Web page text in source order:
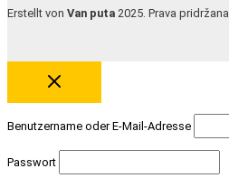
Erstellt von Van puta 2025. Prava pridržana.
Benutzername oder E-Mail-Adresse
Passwort